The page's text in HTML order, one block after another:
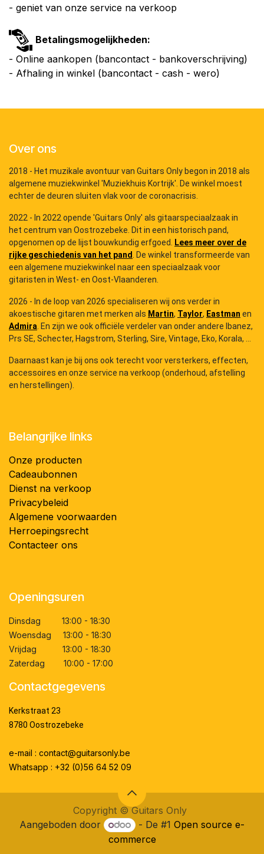
- geniet van onze service na verkoop
Betalingsmogelijkheden:
- Online aankopen (bancontact - bankoverschrijving)
- Afhaling in winkel (bancontact - cash - wero)
Over ons
2018 - Het muzikale avontuur van Guitars Only begon in 2018 als
algemene muziekwinkel 'Muziekhuis Kortrijk'. De winkel moest
echter de deuren sluiten vlak voor de coronacrisis.
2022 - In 2022 opende 'Guitars Only' als gitaarspeciaalzaak in
het centrum van Oostrozebeke. Dit in een historisch pand,
opgenomen op de lijst bouwkundig erfgoed.
Lees meer over de
rijke geschiedenis van het pand
. De winkel transformeerde van
een algemene muziekwinkel naar een speciaalzaak voor
gitaristen in West- en Oost-Vlaanderen.
2026 - In de loop van 2026 specialiseren wij ons verder in
akoestische gitaren met merken als Martin, Taylor, Eastman en
Admira . En zijn we ook officiële verdeler van onder andere Ibanez,
Prs SE, Schecter, Hagstrom, Sterling, Sire, Vintage, Eko, Korala, ...
Daarnaast kan je bij ons ook terecht voor versterkers, effecten,
accessoires en onze service na verkoop (onderhoud, afstelling
en herstellingen).
Belangrijke links
Onze producten
Cadeaubonnen
Dienst na verkoop
Privacybeleid
Algemene voorwaarden
Herroepingsrecht
Contacteer ons
Openingsuren
Dinsdag 13:00 - 18:30
Woensdag 13:00 - 18:30
Vrijdag 13:00 - 18:30
Zaterdag 10:00 - 17:00
Contactgegevens
Kerkstraat 23
8780 Oostrozebeke
e-mail : contact@guitarsonly.be
Whatsapp : +32 (0)56 64 52 09
Copyright ©Guitars Only
Aangeboden door
- De #1Open source e-
commerce